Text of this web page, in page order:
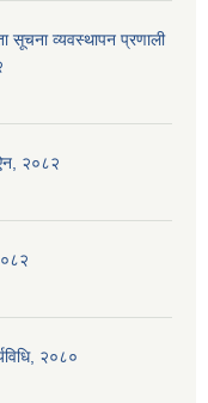
सूचना व्यवस्थापन प्रणाली
२०८२
२०८०